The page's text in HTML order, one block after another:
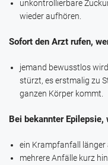
unkontrollierbare
wieder aufhören.
Sofort den Arzt rufen,
jemand bewusstlos
stürzt, es erstmalig zu
ganzen Körper kommt.
Bei bekannter Epilepsie,
ein Krampfanfall
mehrere Anfälle kurz